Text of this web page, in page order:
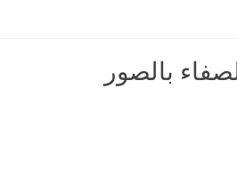
بالصور